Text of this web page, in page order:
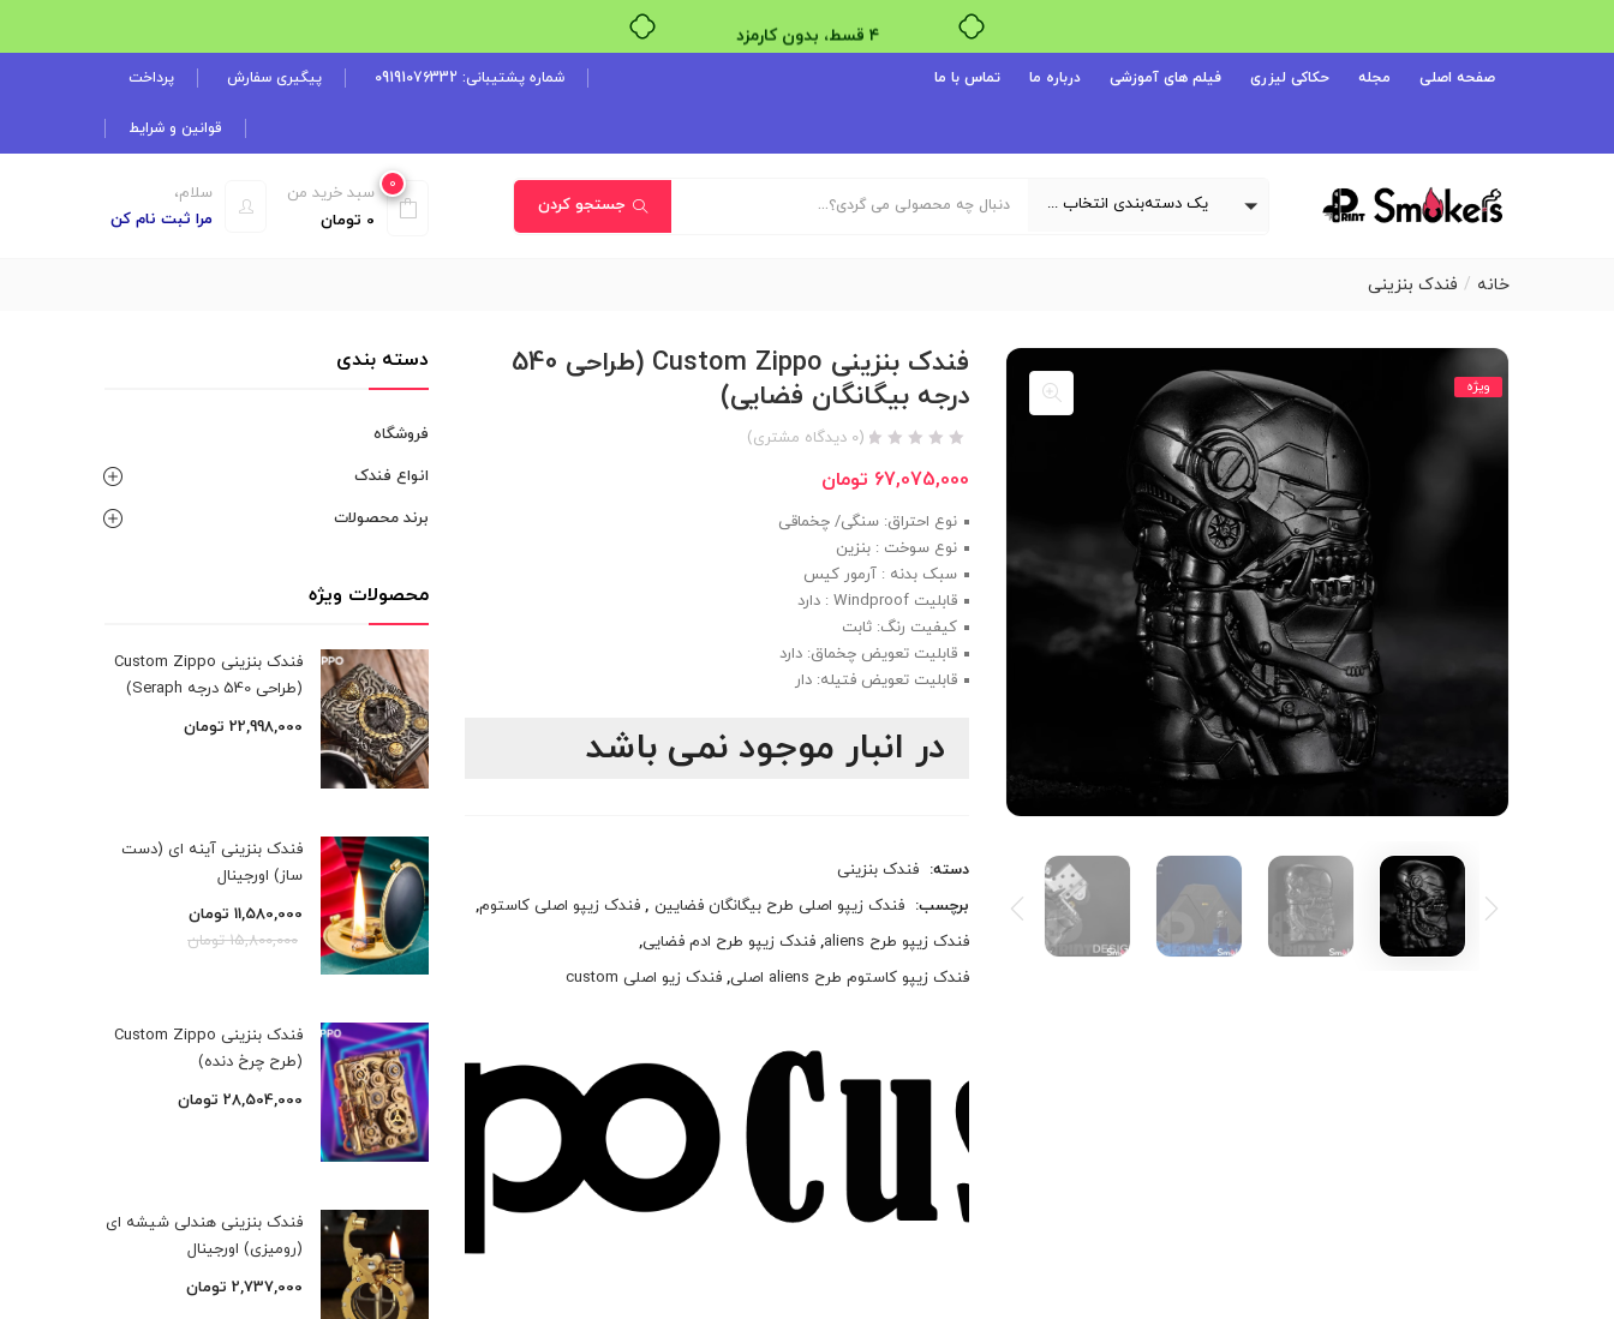
۴ قسط، بدون کارمزد
صفحه اصلی مجله حکاکی لیزری فیلم های آموزشی درباره ما تماس با ما شماره پشتیبانی: 09191076332 پیگیری سفارش پرداخت
قوانین و شرایط
یک دسته‌بندی انتخاب کنید جستجو کردن
سلام،
مرا ثبت نام کن
0
سبد خرید من
0 تومان
خانه فندک بنزینی
ویژه
فندک بنزینی Custom Zippo (طراحی 540
درجه بیگانگان فضایی)
(
0 دیدگاه مشتری)
67,075,000 تومان
نوع احتراق: سنگی/ چخماقی
نوع سوخت : بنزین
سبک بدنه : آرمور کیس
قابلیت Windproof : دارد
کیفیت رنگ: ثابت
قابلیت تعویض چخماق: دارد
قابلیت تعویض فتیله: دار
در انبار موجود نمی باشد
دسته: فندک بنزینی
برچسب: فندک زیپو اصلی طرح بیگانگان فضایین , فندک زیپو اصلی کاستوم,
فندک زیپو طرح aliens
, فندک زیپو طرح ادم فضایی,
فندک زیپو کاستوم طرح aliens اصلی
, فندک زیو اصلی custom
دسته بندی
فروشگاه
انواع فندک
برند محصولات
محصولات ویژه
فندک بنزینی Custom Zippo
(طراحی 540 درجه Seraph)
22,998,000 تومان
فندک بنزینی آینه ای (دست
ساز) اورجینال
11,580,000 تومان
15,800,000 تومان
فندک بنزینی Custom Zippo
(طرح چرخ دنده)
28,504,000 تومان
فندک بنزینی هندلی شیشه ای
(رومیزی) اورجینال
2,737,000 تومان